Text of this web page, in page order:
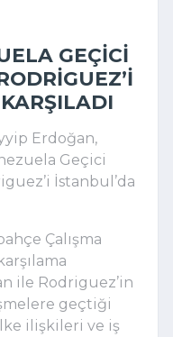
GEÇICI
Erdoğan,
Geçici
İstanbul’da
Çalışma
ile Rodriguez’in
geçtiği
ilişkileri ve iş